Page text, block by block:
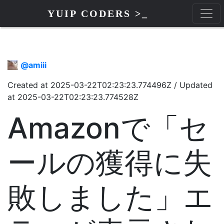
YUIP CODERS >_
@amiii
Created at 2025-03-22T02:23:23.774496Z / Updated
at 2025-03-22T02:23:23.774528Z
Amazonで「セ
ールの獲得に失
敗しました」エ